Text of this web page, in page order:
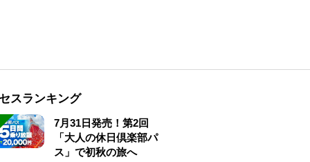
スランキング
7月31日発売！第2回
「大人の休日倶楽部パ
ス」で初秋の旅へ